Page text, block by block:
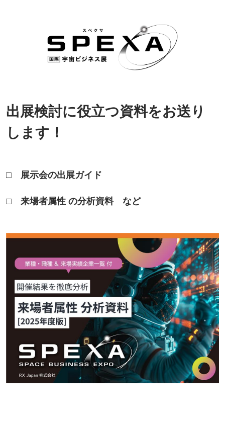
出展検討に役立つ資料をお送り
します！
□ 展示会の出展ガイド
□ 来場者属性 の分析資料 など